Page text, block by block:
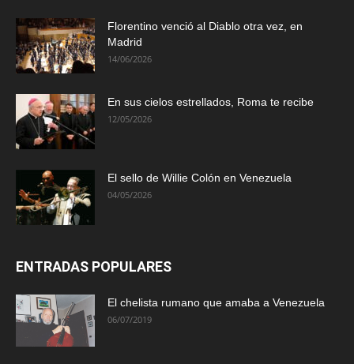
Florentino venció al Diablo otra vez, en
Madrid
14/06/2026
En sus cielos estrellados, Roma te recibe
12/05/2026
El sello de Willie Colón en Venezuela
04/05/2026
ENTRADAS POPULARES
El chelista rumano que amaba a Venezuela
06/07/2019